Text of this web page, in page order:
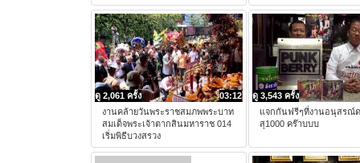
03:12
ดู 2,061 ครั้ง
งานคล้ายวันพระราชสมภพพระบาท
สมเด็จพระเจ้าตากสินมหาราช 014
เริ่มพิธีบวงสรวง
ดู 3,543 ครั้ง
แจกกันฟรีๆที่งานอนุสรณ์
สุ1000 คร๊าบบบ